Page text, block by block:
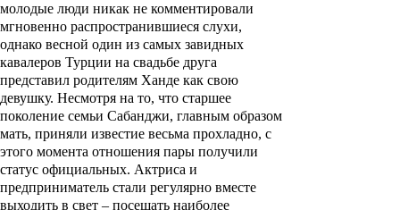
молодые люди никак не комментировали
мгновенно распространившиеся слухи,
однако весной один из самых завидных
кавалеров Турции на свадьбе друга
представил родителям Ханде как свою
девушку. Несмотря на то, что старшее
поколение семьи Сабанджи, главным образом
мать, приняли известие весьма прохладно, с
этого момента отношения пары получили
статус официальных. Актриса и
предприниматель стали регулярно вместе
выходить в свет – посещать наиболее